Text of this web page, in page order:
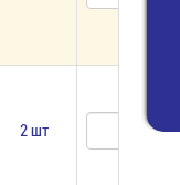
2 шт